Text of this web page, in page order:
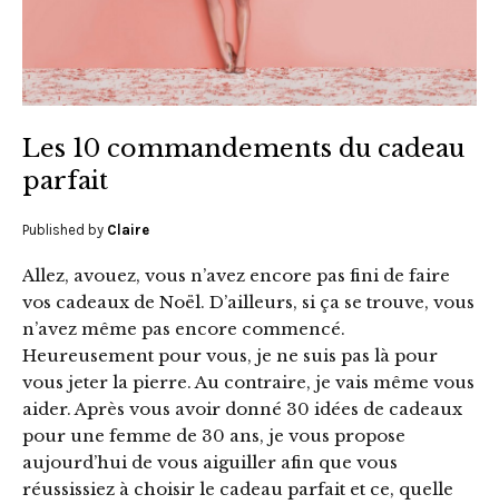
Les 10 commandements du cadeau
parfait
Published by Claire
Allez, avouez, vous n’avez encore pas fini de faire
vos cadeaux de Noël. D’ailleurs, si ça se trouve, vous
n’avez même pas encore commencé.
Heureusement pour vous, je ne suis pas là pour
vous jeter la pierre. Au contraire, je vais même vous
aider. Après vous avoir donné 30 idées de cadeaux
pour une femme de 30 ans, je vous propose
aujourd’hui de vous aiguiller afin que vous
réussissiez à choisir le cadeau parfait et ce, quelle